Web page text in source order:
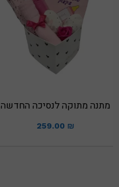
מתנה מתוקה לנסיכה החדשה
259.00 ₪